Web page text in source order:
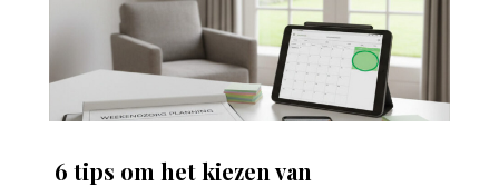
6 tips om het kiezen van